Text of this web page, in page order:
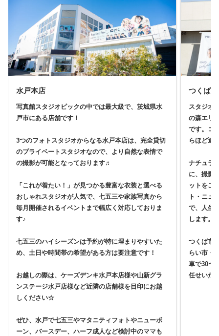
水戸本店
写真館スタジオピックの中では最大級で、茨城県水
戸市にある店舗です！
3つのフォトスタジオからなる水戸本店は、完全貸切
のプライベートスタジオなので、より自然な表情で
の撮影が可能となっております♬
「これが着たい！」が見つかる豊富な衣装と選べる
おしゃれスタジオが人気で、七五三や家族写真から
毎月開催されるイベントまで幅広く対応しておりま
す♪
七五三のハイシーズンは予約が特に埋まりやすいた
め、土日や時間帯の希望がある方は要注意です！
お越しの際は、ケーズデンキ水戸本店様や山新グラ
ンステージ水戸店様など近隣の店舗様を目印にお越
しください☆
ぜひ、水戸で七五三やマタニティフォトやニューボ
ーン、バースデー、ハーフ成人など検討中のママも
つくば店
スタジオ
の森エリ
です。コ
らほど近
ナチュラ
に、撮影
ットをご
ト・ニュ
で、人生
します。
つくば市
らい市・
車で30〜
任せいた